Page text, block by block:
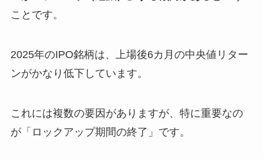
ことです。
2025年のIPO銘柄は、上場後6カ月の中央値リター
ンがかなり低下しています。
これには複数の要因がありますが、特に重要なの
が「ロックアップ期間の終了」です。